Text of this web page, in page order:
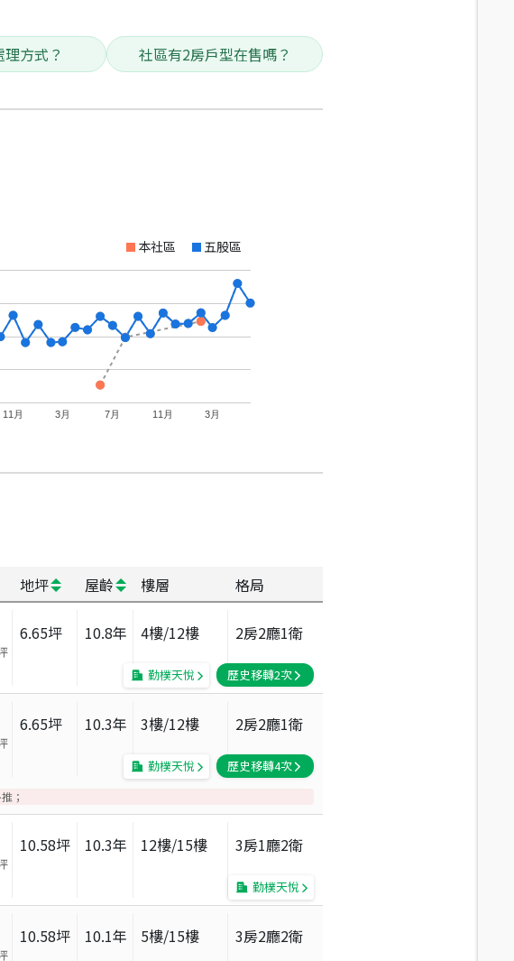
方式？ 社區有2房戶型在售嗎？
本社區 五股區
11月 3月 7月 11月 3月
地坪 屋齡 樓層 格局
6.65坪 10.8年 4樓/12樓 2房2廳1衛
勤樸天悅 歷史移轉2次
6.65坪 10.3年 3樓/12樓 2房2廳1衛
勤樸天悅 歷史移轉4次
；
10.58坪 10.3年 12樓/15樓 3房1廳2衛
勤樸天悅
10.58坪 10.1年 5樓/15樓 3房2廳2衛